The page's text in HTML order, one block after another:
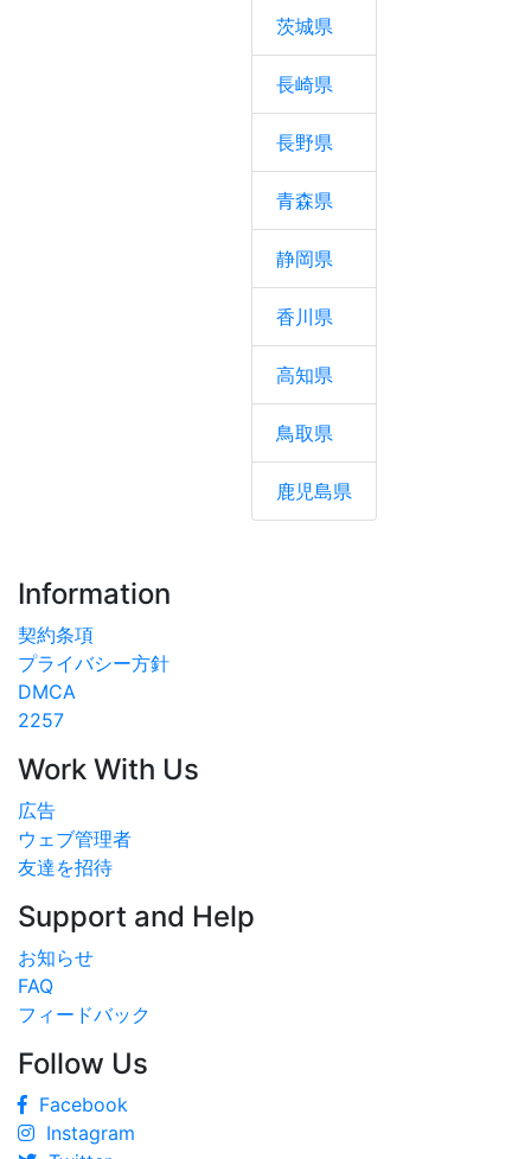
茨城県
長崎県
長野県
青森県
静岡県
香川県
高知県
鳥取県
鹿児島県
Information
契約条項
プライバシー方針
DMCA
2257
Work With Us
広告
ウェブ管理者
友達を招待
Support and Help
お知らせ
FAQ
フィードバック
Follow Us
Facebook
Instagram